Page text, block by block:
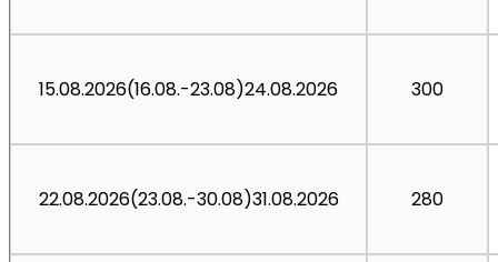
15.08.2026(16.08.-23.08)24.08.2026 300
22.08.2026(23.08.-30.08)31.08.2026 280